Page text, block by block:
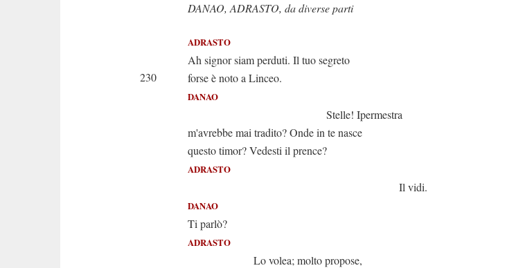
DANAO, ADRASTO, da diverse parti
ADRASTO
Ah signor siam perduti. Il tuo segreto
230
forse è noto a Linceo.
DANAO
Stelle! Ipermestra
m'avrebbe mai tradito? Onde in te nasce
questo timor? Vedesti il prence?
ADRASTO
Il vidi.
DANAO
Ti parlò?
ADRASTO
Lo volea; molto propose,